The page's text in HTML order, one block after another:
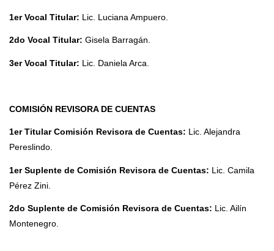
1er Vocal Titular: Lic. Luciana Ampuero.
2do Vocal Titular: Gisela Barragán.
3er Vocal Titular: Lic. Daniela Arca.
COMISIÓN REVISORA DE CUENTAS
1er Titular Comisión Revisora de Cuentas: Lic. Alejandra
Pereslindo.
1er Suplente de Comisión Revisora de Cuentas: Lic. Camila
Pérez Zini.
2do Suplente de Comisión Revisora de Cuentas: Lic. Ailín
Montenegro.